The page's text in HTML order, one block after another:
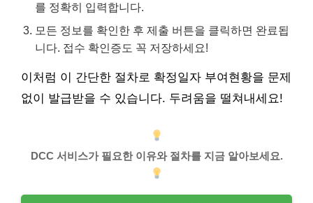
를 정확히 입력합니다.
모든 정보를 확인한 후 제출 버튼을 클릭하면 완료됩
니다. 접수 확인증도 꼭 저장하세요!
이처럼 이 간단한 절차로 확정일자 부여현황을 문제
없이 발급받을 수 있습니다. 두려움을 떨쳐내세요!
DCC 서비스가 필요한 이유와 절차를 지금 알아보세요.